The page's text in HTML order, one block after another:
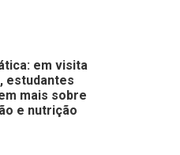
em visita
estudantes
mais sobre
e nutrição